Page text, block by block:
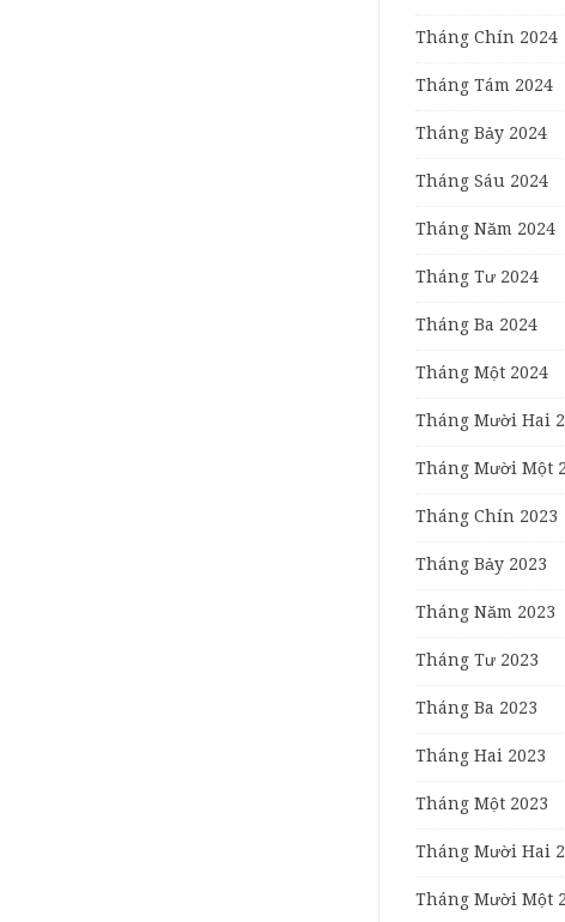
Tháng Chín 2024
Tháng Tám 2024
Tháng Bảy 2024
Tháng Sáu 2024
Tháng Năm 2024
Tháng Tư 2024
Tháng Ba 2024
Tháng Một 2024
Tháng Mười Hai
Tháng Mười Một
Tháng Chín 2023
Tháng Bảy 2023
Tháng Năm 2023
Tháng Tư 2023
Tháng Ba 2023
Tháng Hai 2023
Tháng Một 2023
Tháng Mười Hai
Tháng Mười Một